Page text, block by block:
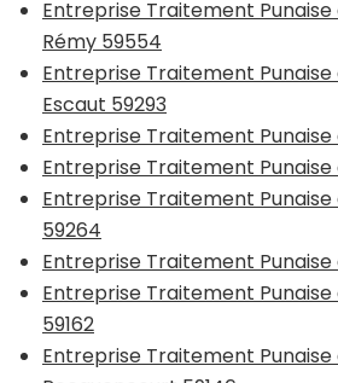
Entreprise Traitement Punaise
Rémy 59554
Entreprise Traitement
Escaut 59293
Entreprise Traitement Punaise
Entreprise Traitement Punaise
Entreprise Traitement Punaise
59264
Entreprise Traitement Punaise
Entreprise Traitement
59162
Entreprise Traitement Punaise